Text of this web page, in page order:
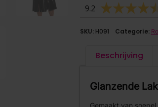
9.2
SKU: H091 Categorie:
Beschrijving
Glanzende